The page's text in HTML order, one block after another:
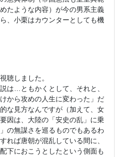
たような内容）が今の男系主義
、小栗はカウンターとしても機
聴しました。
は…ともかくとして、それと、
から攻めの人生に変わった」だ
な見方なんですが（加えて、女
因は、大陸の「安史の乱」に乗
の無謀さを巡るものでもあるわ
れば唐朝が混乱している間に、
下におこうとしたという側面も